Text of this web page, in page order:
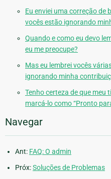
Eu enviei uma correção de
vocês estão ignorando
Quando e como eu devo
eu me preocupe?
Mas eu lembrei vocês
ignorando minha
Tenho certeza de que meu
marcá-lo como “Pronto
Navegar
Ant: FAQ: O admin
Próx:Soluções de Problemas